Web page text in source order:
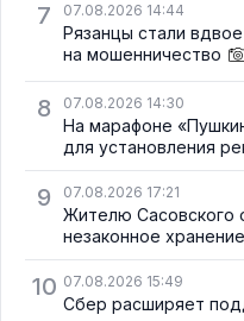
7 07.08.2026 14:44
Рязанцы стали
на мошенничество
8 07.08.2026 14:30
На марафоне
для установления
9 07.08.2026 17:21
Жителю Сасовского
незаконное
10 07.08.2026 15:49
Сбер расширяет